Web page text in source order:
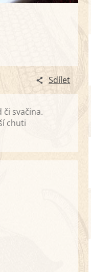
Sdílet
svačina.
chuti